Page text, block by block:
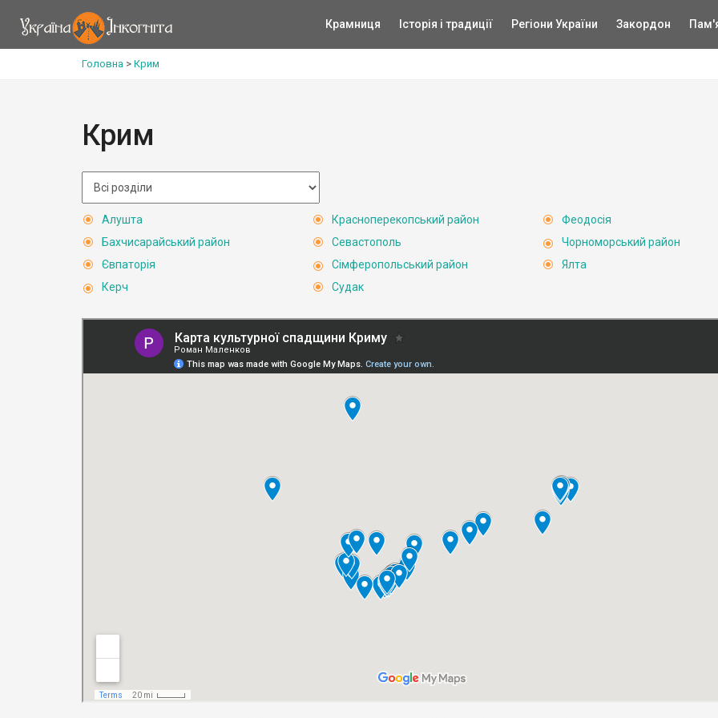
Крамниця Історія і традиції Регіони України Закордон
Головна > Крим
Крим
Алушта
Бахчисарайський район
Євпаторія
Керч
Красноперекопський район
Севастополь
Сімферопольський район
Судак
Феодосія
Чорноморський район
Ялта